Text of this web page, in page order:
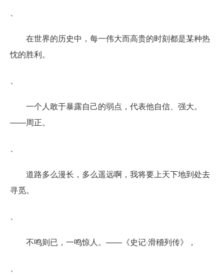
在世界的历史中，每一伟大而高贵的时刻都是某种热
忱的胜利。
一个人敢于暴露自己的弱点，代表他自信、强大。
——周正。
道路多么漫长，多么遥远啊，我将要上天下地到处去
寻觅。
不鸣则已，一鸣惊人。——《史记·滑稽列传》，